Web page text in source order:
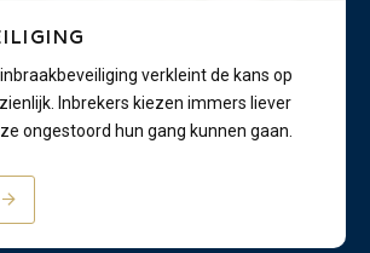
verkleint de kans op
Inbrekers kiezen immers liever
ongestoord hun gang kunnen gaan.